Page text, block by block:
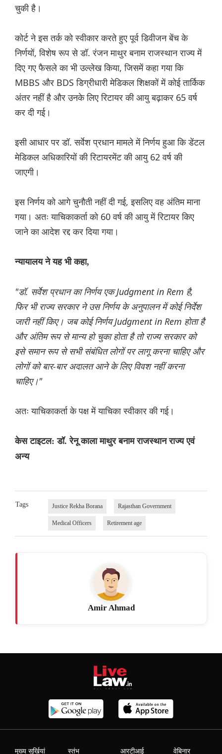
चुकी है।
कोर्ट ने इस तर्क को स्वीकार करते हुए पूर्व डिवीजन बेंच के
निर्णयों, विशेष रूप से डॉ. रंजन माथुर बनाम राजस्थान राज्य में
दिए गए फैसले का भी उल्लेख किया, जिसमें कहा गया कि
MBBS और BDS डिग्रीधारी मेडिकल शिक्षकों में कोई तार्किक
अंतर नहीं है और उनके लिए रिटायर की आयु बढ़ाकर 65 वर्ष
कर दी गई।
इसी आधार पर डॉ. सर्वेश प्रधान मामले में निर्णय हुआ कि डेंटल
मेडिकल अधिकारियों की रिटायरमेंट की आयु 62 वर्ष की
जाएगी।
इस निर्णय को आगे चुनौती नहीं दी गई, इसलिए वह अंतिम माना
गया। अतः याचिकाकर्ता को 60 वर्ष की आयु में रिटायर किए
जाने का आदेश रद्द कर दिया गया।
न्यायालय ने यह भी कहा,
"डॉ. सर्वेश प्रधान का निर्णय एक Judgment in Rem है,
फिर भी राज्य सरकार ने उस निर्णय के अनुपालन में कोई निर्देश
जारी नहीं किए। जब कोई निर्णय Judgment in Rem होता है
और अंतिम रूप से मान्य हो चुका होता है तो राज्य सरकार को
इसे समान रूप से सभी संबंधित लोगों पर लागू करना चाहिए और
लोगों को बार-बार अदालत आने के लिए विवश नहीं करना
चाहिए।"
अतः याचिकाकर्ता के पक्ष में याचिका स्वीकार की गई।
केस टाइटल: डॉ. रेनू काला माथुर बनाम राजस्थान राज्य एवं
अन्य
Tags Justice Rekha Borana Rajasthan Government
Medical Officers Retirement age
Amir Ahmad
मुख्य सुर्खियां स्तंभ आरटीआई वेबिनार